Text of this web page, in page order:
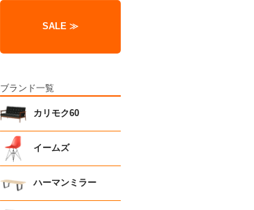
SALE ≫
ブランド一覧
カリモク60
イームズ
ハーマンミラー